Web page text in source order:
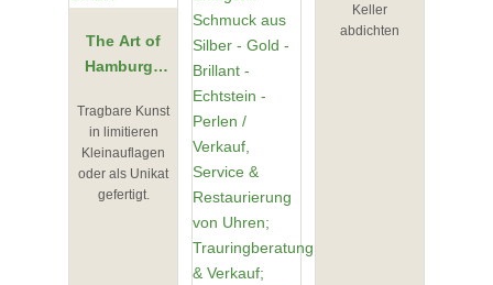
The Art of
Hamburg -
ATELIERS
GmbH
Tragbare Kunst
in limitieren
Kleinauflagen
oder als Unikat
gefertigt.
Zweigstelle
Krefeld
Keller
abdichten